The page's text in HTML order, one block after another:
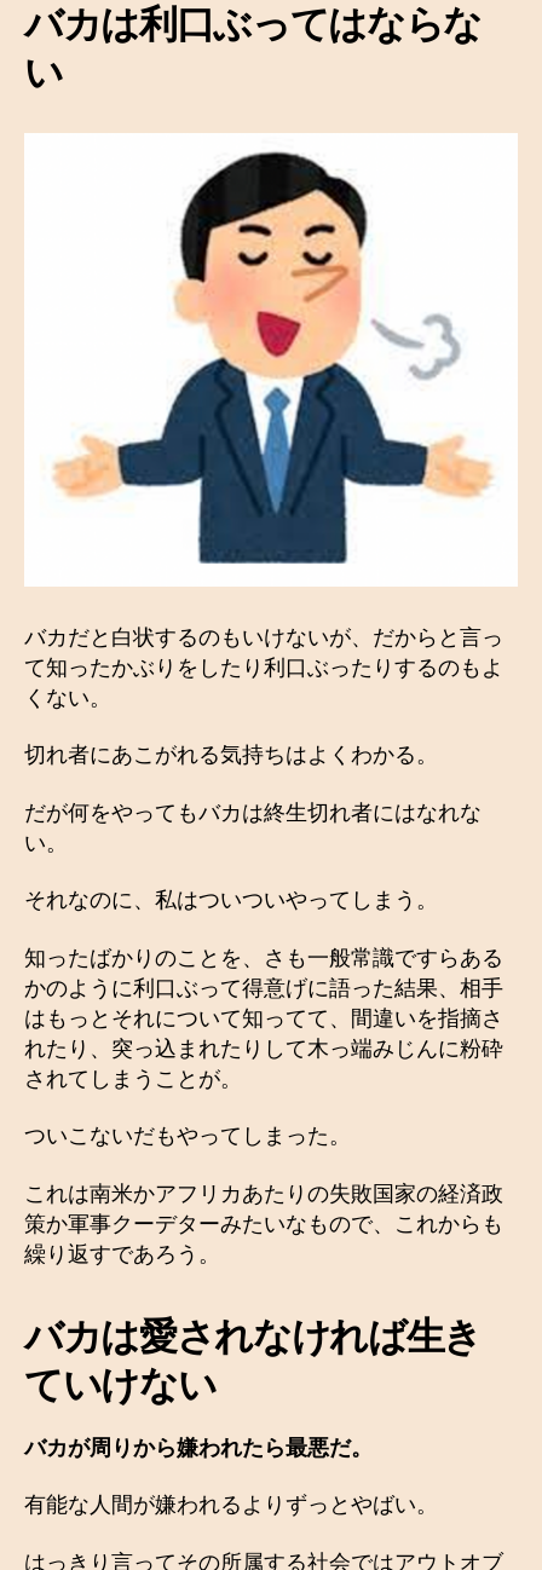
バカは利口ぶってはならな
い
バカだと白状するのもいけないが、だからと言っ
て知ったかぶりをしたり利口ぶったりするのもよ
くない。
切れ者にあこがれる気持ちはよくわかる。
だが何をやってもバカは終生切れ者にはなれな
い。
それなのに、私はついついやってしまう。
知ったばかりのことを、さも一般常識ですらある
かのように利口ぶって得意げに語った結果、相手
はもっとそれについて知ってて、間違いを指摘さ
れたり、突っ込まれたりして木っ端みじんに粉砕
されてしまうことが。
ついこないだもやってしまった。
これは南米かアフリカあたりの失敗国家の経済政
策か軍事クーデターみたいなもので、これからも
繰り返すであろう。
バカは愛されなければ生き
ていけない
バカが周りから嫌われたら最悪だ。
有能な人間が嫌われるよりずっとやばい。
はっきり言ってその所属する社会ではアウトオブ